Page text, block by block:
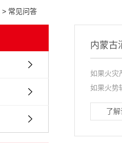
> 常见问答
内蒙古
如果火灾
如果火势
了